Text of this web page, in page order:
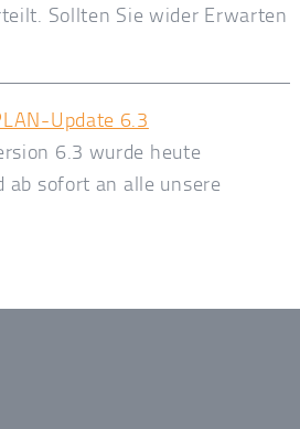
Sollten Sie wider Erwarten
Update 6.3
6.3 wurde heute
ab sofort an alle unsere